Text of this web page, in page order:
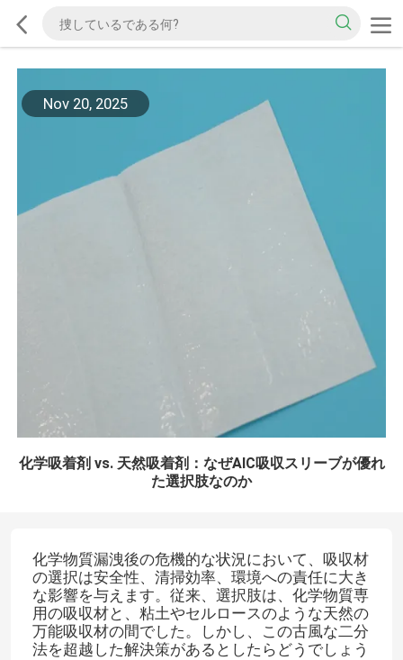
Nov 20, 2025
化学吸着剤 vs. 天然吸着剤：なぜAIC吸収スリーブが優れ
た選択肢なのか
化学物質漏洩後の危機的な状況において、吸収材
の選択は安全性、清掃効率、環境への責任に大き
な影響を与えます。従来、選択肢は、化学物質専
用の吸収材と、粘土やセルロースのような天然の
万能吸収材の間でした。しかし、この古風な二分
法を超越した解決策があるとしたらどうでしょう